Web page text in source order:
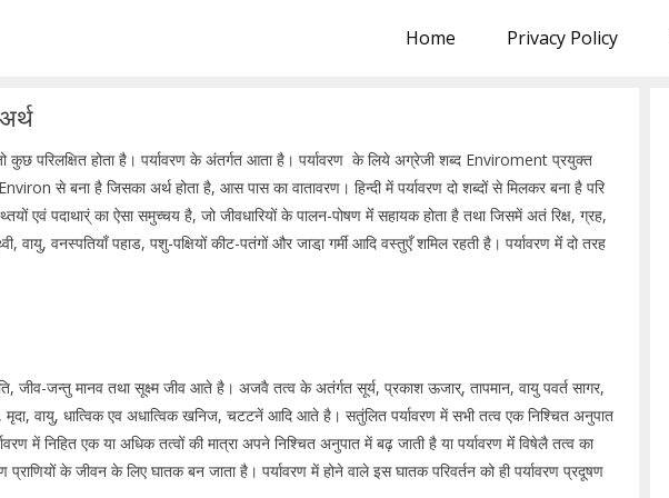
Home Privacy Policy
परिलक्षित होता है। पर्यावरण के अंतर्गत आता है। पर्यावरण के लिये अग्रेजी शब्द Enviroment प्रयुक्त
से बना है जिसका अर्थ होता है, आस पास का वातावरण। हिन्दी में पर्यावरण दो शब्दों से मिलकर बना है परि
एवं पदाथार्ं का ऐसा समुच्चय है, जो जीवधारियों के पालन-पोषण मेंं सहायक होता है तथा जिसमें अतं रिक्ष, ग्रह,
वायु, वनस्पतियाँ पहाड, पशु-पक्षियों कीट-पतंगों और जाडा़ गर्मी आदि वस्तुएँ शमिल रहती है। पर्यावरण मेंं दो तरह
जीव-जन्तु मानव तथा सूक्ष्म जीव आते है। अजवै तत्व के अतंर्गत सूर्य, प्रकाश ऊजार्, तापमान, वायु पवर्त सागर,
वायु, धात्विक एव अधात्विक खनिज, चटटनें आदि आते है। सतुंलित पर्यावरण में सभी तत्व एक निश्चित अनुपात
में निहित एक या अधिक तत्वों की मात्रा अपने निश्चित अनुपात में बढ़ जाती है या पर्यावरण मेंं विषेलै तत्व का
प्राणियों के जीवन के लिए घातक बन जाता है। पर्यावरण में होने वाले इस घातक परिवर्तन को ही पर्यावरण प्रदूषण